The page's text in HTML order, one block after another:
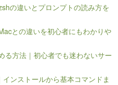
の違いとプロンプトの読み方を
との違いを初心者にもわかりや
る方法｜初心者でも迷わないサー
ンストールから基本コマンドま